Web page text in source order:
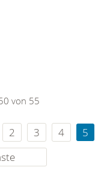
von 55
2 3 4
5